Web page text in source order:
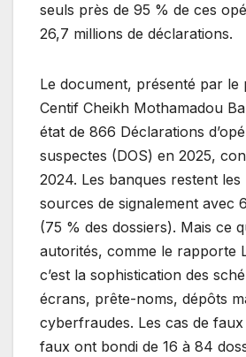
seuls près de 95 % de ces
26,7 millions de déclarations.
Le document, présenté par le
Centif Cheikh Mothamadou
état de 866 Déclarations
suspectes (DOS) en 2025,
2024. Les banques restent les
sources de signalement avec
(75 % des dossiers). Mais ce
autorités, comme le rapporte
c’est la sophistication des
écrans, prête-noms, dépôts
cyberfraudes. Les cas de faux
faux ont bondi de 16 à 84